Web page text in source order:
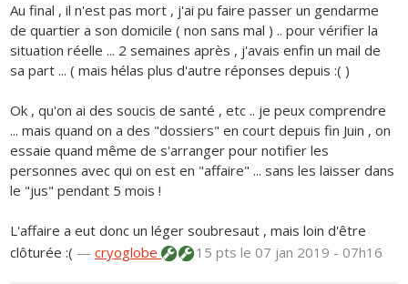
Au final , il n'est pas mort , j'ai pu faire passer un gendarme
de quartier a son domicile ( non sans mal ) .. pour vérifier la
situation réelle ... 2 semaines après , j'avais enfin un mail de
sa part ... ( mais hélas plus d'autre réponses depuis :( )
Ok , qu'on ai des soucis de santé , etc .. je peux comprendre
... mais quand on a des "dossiers" en court depuis fin Juin , on
essaie quand même de s'arranger pour notifier les
personnes avec qui on est en "affaire" ... sans les laisser dans
le "jus" pendant 5 mois !
L'affaire a eut donc un léger soubresaut , mais loin d'être
clôturée :( —cryoglobe 15 ptsle 07 jan 2019 - 07h16